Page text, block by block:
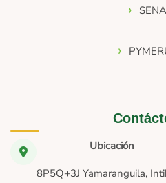
Ubicación
8P5Q+3J Yamaranguila,